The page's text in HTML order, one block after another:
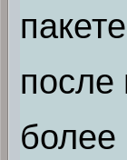
после
более